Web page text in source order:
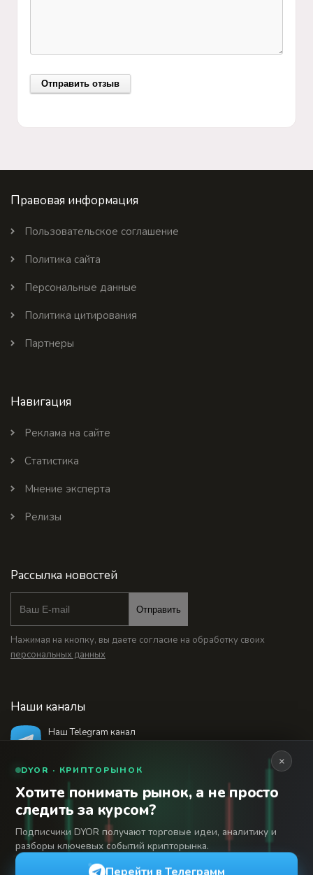
Правовая информация
Пользовательское соглашение
Политика сайта
Персональные данные
Политика цитирования
Партнеры
Навигация
Реклама на сайте
Статистика
Мнение эксперта
Релизы
Рассылка новостей
Отправить
Нажимая на кнопку, вы даете согласие на обработку своих
персональных данных
Наши каналы
Наш Telegram канал
18+
© 2026 Финансовый интернет-портал «Банки
Сегодня». Используя сайт BanksToday.net вы
соглашаетесь с
Сетевое издание «Банки Сегодня» зарегистрировано
Федеральной службой по надзору в сфере связи,
×
DYOR · КРИПТОРЫНОК
Хотите понимать рынок, а не просто
следить за курсом?
Подписчики DYOR получают торговые идеи, аналитику и
разборы ключевых событий крипторынка.
Перейти в Телеграмм